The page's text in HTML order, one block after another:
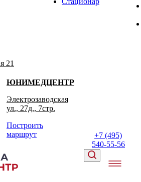
21
ЮНИМЕДЦЕНТР
Электрозаводская
ул., 27д., 7стр.
Построить
маршрут
+7 (495)
540-55-56